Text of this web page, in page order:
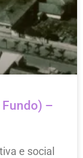
–
e social